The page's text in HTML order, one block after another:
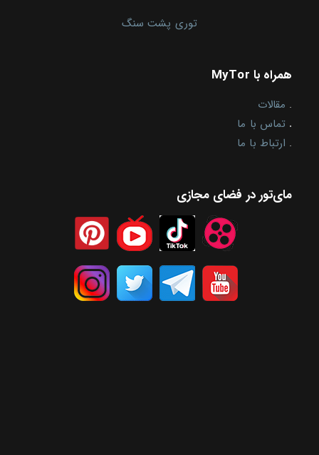
توری پشت سنگ
همراه با MyTor
. مقالات
. تماس با ما
. ارتباط با ما
مای‌تور در فضای مجازی